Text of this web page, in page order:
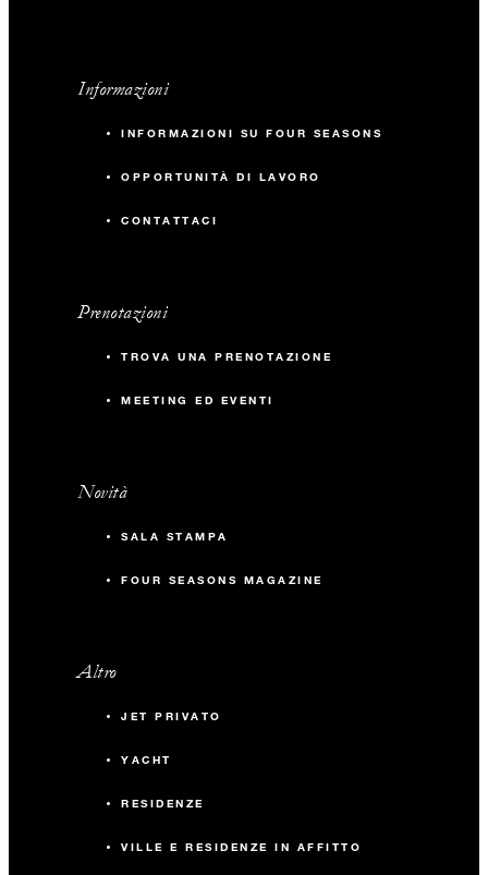
Informazioni
INFORMAZIONI SU FOUR SEASONS
OPPORTUNITÀ DI LAVORO
CONTATTACI
Prenotazioni
TROVA UNA PRENOTAZIONE
MEETING ED EVENTI
Novità
SALA STAMPA
FOUR SEASONS MAGAZINE
Altro
JET PRIVATO
YACHT
RESIDENZE
VILLE E RESIDENZE IN AFFITTO